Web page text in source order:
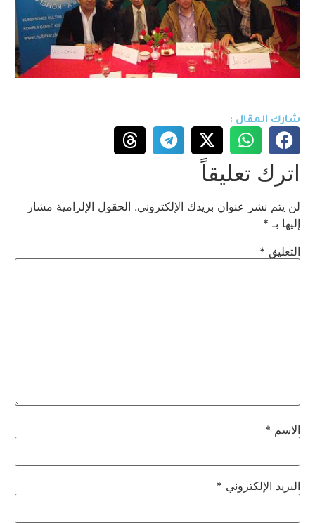
شارك المقال :
اترك تعليقاً
لن يتم نشر عنوان بريدك الإلكتروني. الحقول الإلزامية مشار
إليها بـ *
التعليق *
الاسم *
البريد الإلكتروني *